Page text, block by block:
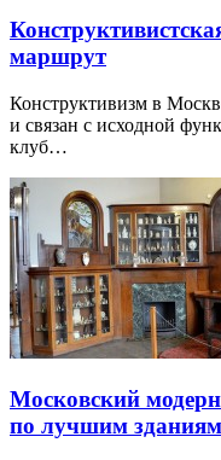
маршрут
Конструктивизм в
и связан с исходной
клуб…
Московский
по лучшим зданиям